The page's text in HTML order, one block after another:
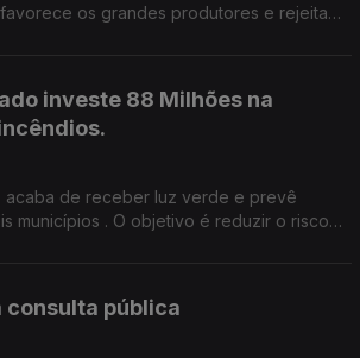
os grandes produtores e rejeitam
investe 88 Milhões na
acaba de receber luz verde e prevê
municípios . O objetivo é reduzir o risco
consulta pública